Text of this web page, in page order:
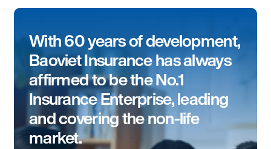
With 60 years of development,
Baoviet Insurance has always
affirmed to be the No.1
Insurance Enterprise, leading
and covering the non-life
market.